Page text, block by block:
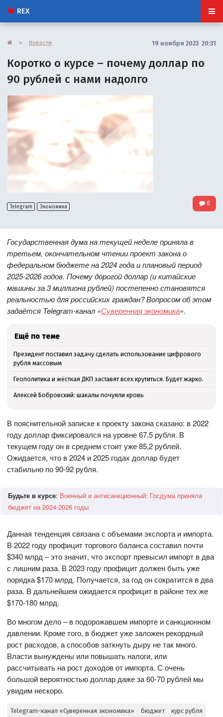
REX
» Новости 19 ноября 2023 20:31
Коротко о курсе – почему доллар по
90 рублей с нами надолго
Telegram Экономика 0
Государственная дума на текущей неделе приняла в
третьем, окончательном чтении проект закона о
федеральном бюджете на 2024 года и плановый период
2025-2026 годов. Почему дорогой доллар (и китайские
машины за 3 миллиона рублей) постепенно становятся
реальностью для российских граждан? Вопросом об этом
задаётся Telegram-канал «Суверенная экономика».
Ещё по теме
Президент поставил задачу сделать использование цифрового
рубля массовым
Геополитика и жёсткая ДКП заставят всех крутиться. Будет жарко.
Алексей Бобровский: шакалы почуяли кровь
В пояснительной записке к проекту закона сказано: в 2022
году доллар фиксировался на уровне 67,5 рубля. В
текущем году он в среднем стоит уже 85,2 рублей.
Ожидается, что в 2024 и 2025 годах доллар будет
стабильно по 90-92 рубля.
Будьте в курсе: Военный и антисанкционный: Госдума приняла
бюджет на 2024-2026 годы
Данная тенденция связана с объемами экспорта и импорта.
В 2022 году профицит торгового баланса составил почти
$340 млрд – это значит, что экспорт превысил импорт в два
с лишним раза. В 2023 году профицит должен быть уже
порядка $170 млрд. Получается, за год он сократится в два
раза. В дальнейшем ожидается профицит в районе тех же
$170-180 млрд.
Во многом дело – в подорожавшем импорте и санкционном
давлении. Кроме того, в бюджет уже заложен рекордный
рост расходов, а способов заткнуть дыру не так много.
Власти вынуждены или повышать налоги, или
рассчитывать на рост доходов от импорта. С очень
большой вероятностью доллар даже за 60-70 рублей мы
увидим нескоро.
Telegram-канал «Суверенная экономика» бюджет курс рубля